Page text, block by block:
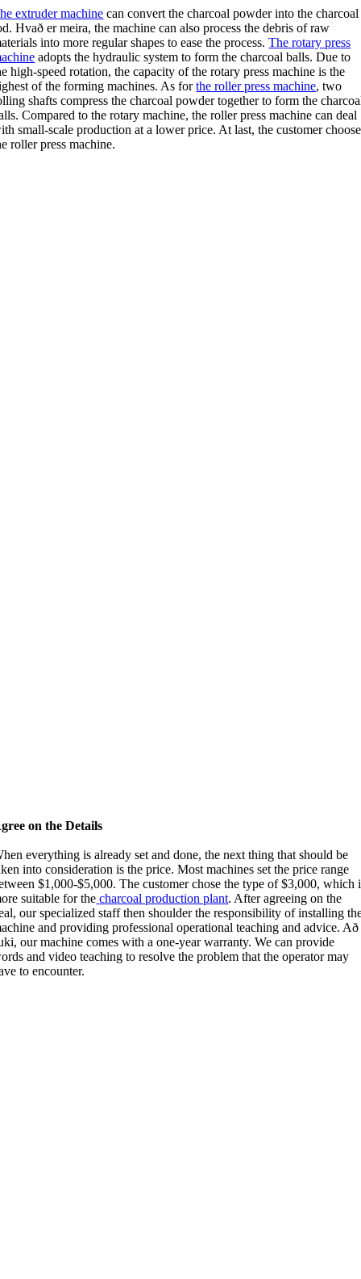
extruder machine can convert the charcoal powder into the charcoal
. Hvað er meira,the machine can also process the debris of raw
into more regular shapes to ease the process.The rotary press
adopts the hydraulic system to form the charcoal balls.Due to
high-speed rotation,the capacity of the rotary press machine is the
of the forming machines. As for the roller press machine,two
shafts compress the charcoal powder together to form the
.Compared to the rotary machine,the roller press machine can deal
small-scale production at a lower price. At last,the customer
roller press machine.
on the Details
everything is already set and done,the next thing that should be
into consideration is the price.Most machines set the price range
$1,000-$5,000.The customer chose the type of$3,000,which
suitable for the charcoal production plant. After agreeing on the
,our specialized staff then shoulder the responsibility of installing
and providing professional operational teaching and advice. Að
our machine comes with a one-year warranty.We can provide
and video teaching to resolve the problem that the operator may
to encounter.